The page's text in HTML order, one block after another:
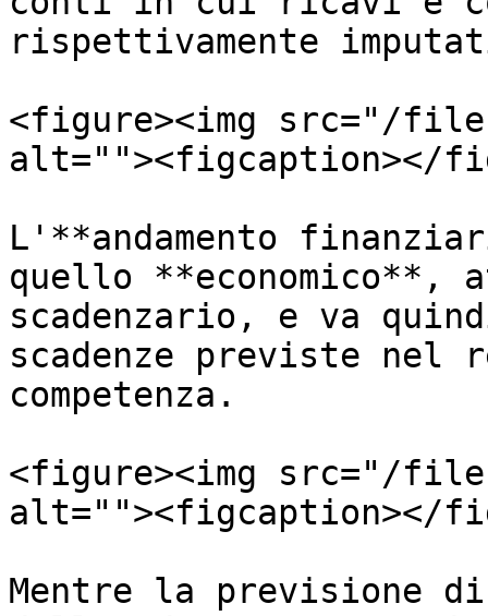
rispettivamente
<figure><img src="/files/
alt=""><figcaption></
L'**andamento
quello **economico**,
scadenzario, e va
scadenze previste nel
competenza.
<figure><img src="/files/
alt=""><figcaption></
Mentre la previsione